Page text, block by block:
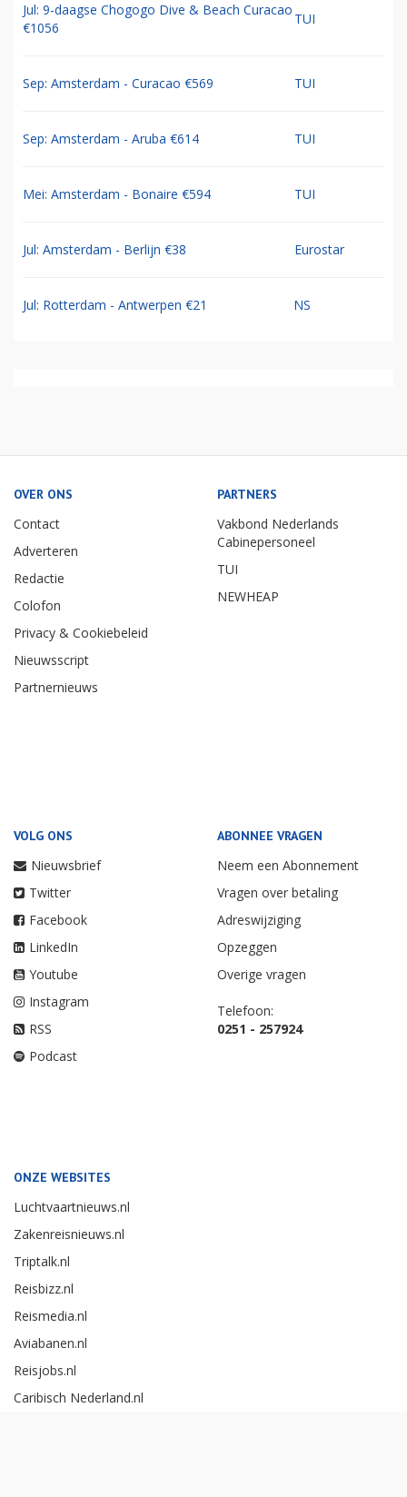
Jul: 9-daagse Chogogo Dive & Beach Curacao
€1056
TUI
Sep: Amsterdam - Curacao €569 TUI
Sep: Amsterdam - Aruba €614 TUI
Mei: Amsterdam - Bonaire €594 TUI
Jul: Amsterdam - Berlijn €38 Eurostar
Jul: Rotterdam - Antwerpen €21 NS
OVER ONS
Contact
Adverteren
Redactie
Colofon
Privacy & Cookiebeleid
Nieuwsscript
Partnernieuws
PARTNERS
Vakbond Nederlands
Cabinepersoneel
TUI
NEWHEAP
VOLG ONS
Nieuwsbrief
Twitter
Facebook
LinkedIn
Youtube
Instagram
RSS
Podcast
ABONNEE VRAGEN
Neem een Abonnement
Vragen over betaling
Adreswijziging
Opzeggen
Overige vragen
Telefoon:
0251 - 257924
ONZE WEBSITES
Luchtvaartnieuws.nl
Zakenreisnieuws.nl
Triptalk.nl
Reisbizz.nl
Reismedia.nl
Aviabanen.nl
Reisjobs.nl
Caribisch Nederland.nl